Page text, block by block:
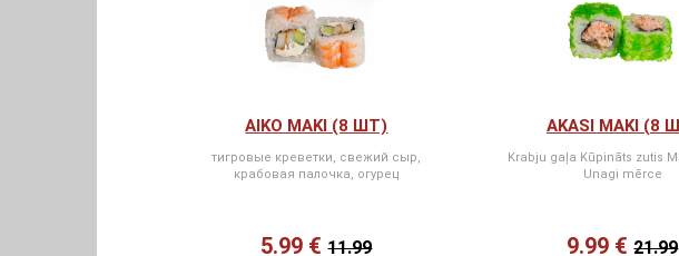
AIKO MAKI (8 ШТ)
тигровые креветки, свежий сыр,
крабовая палочка, огурец
5.99 €11.99
AKASI MAKI (8
Krabju gaļa Kūpināts zutis
Unagi mērce
9.99 €21.99